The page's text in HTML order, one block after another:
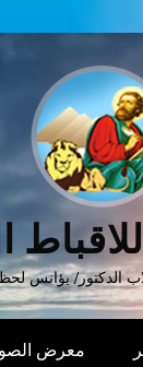
الدكتور/ يؤانس
معرض